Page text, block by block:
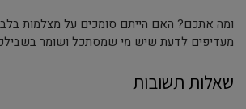
ומה אתכם? האם הייתם סומכים על מצלמות
מעדיפים לדעת שיש מי שמסתכל ושומר
שאלות תשובות